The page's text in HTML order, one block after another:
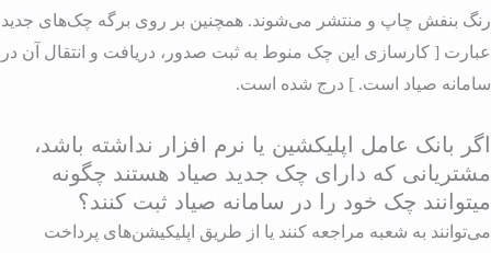
بنفش چاپ و منتشر می‌شوند. همچنین بر روی برگه چک‌های جدید
[ کارسازی این چک منوط به ثبت صدور، دریافت و انتقال آن در
صیاد است. ] درج شده است.
بانک عامل اپلیکشین یا نرم افزار نداشته باشد،
که دارای چک جدید صیاد هستند چگونه
چک خود را در سامانه صیاد ثبت کنند؟
به شعبه مراجعه کنند یا از طریق اپلیکیشن‌های پرداخت